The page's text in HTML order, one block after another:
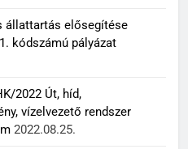
állattartás elősegítése
kódszámú pályázat
2022 Út, híd,
vízelvezető rendszer
2022.08.25.